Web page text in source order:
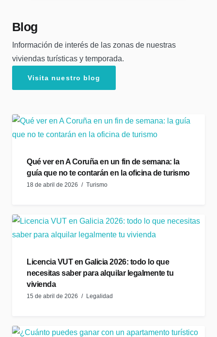
Blog
Información de interés de las zonas de nuestras
viviendas turísticas y temporada.
Visita nuestro blog
Qué ver en A Coruña en un fin de semana: la
guía que no te contarán en la oficina de turismo
18 de abril de 2026 Turismo
Licencia VUT en Galicia 2026: todo lo que
necesitas saber para alquilar legalmente tu
vivienda
15 de abril de 2026 Legalidad